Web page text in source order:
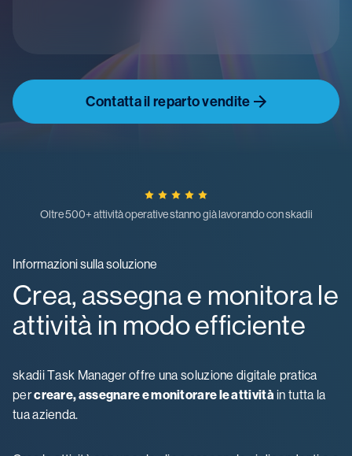
Contatta il reparto vendite
Oltre 500+ attività operative stanno già lavorando con skadii
Informazioni sulla soluzione
Crea, assegna e monitora le
attività in modo efficiente
skadii Task Manager offre una soluzione digitale pratica
percreare, assegnare e monitorare le attività in tutta la
tua azienda.